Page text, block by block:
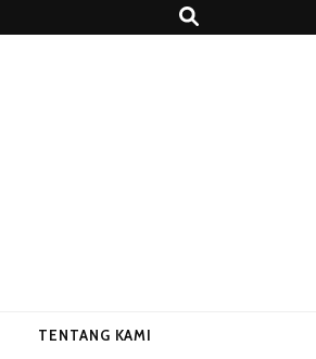
TENTANG KAMI